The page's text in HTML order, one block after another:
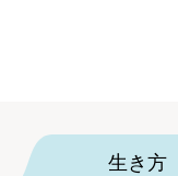
生き方